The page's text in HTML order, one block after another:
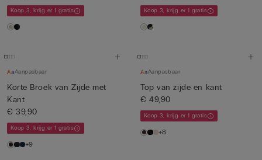
Koop 3, krijg er 1 gratis Koop 3, krijg er 1 gratis
Aanpasbaar
Korte Broek van Zijde met
Kant
€ 39,90
Koop 3, krijg er 1 gratis
+9
Aanpasbaar
Top van zijde en kant
€ 49,90
Koop 3, krijg er 1 gratis
+8